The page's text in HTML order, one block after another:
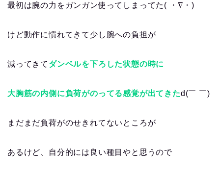
最初は腕の力をガンガン使ってしまってた( ・∇・)
けど動作に慣れてきて少し腕への負担が
減ってきて ダンベルを下ろした状態の時に
大胸筋の内側に負荷がのってる感覚が出てきたd(￣ ￣)
まだまだ負荷がのせきれてないところが
あるけど、自分的には良い種目やと思うので